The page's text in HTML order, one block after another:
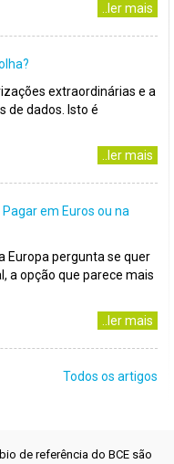
..ler mais
extraordinárias e a
de dados. Isto é
..ler mais
em Euros ou na
Europa pergunta se quer
a opção que parece mais
..ler mais
Todos os artigos
de referência do BCE são